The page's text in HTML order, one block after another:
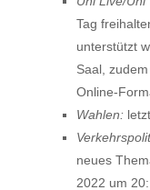
Tag
unterstützt
Saal,
Online-
Wahlen:
neues
2022 um